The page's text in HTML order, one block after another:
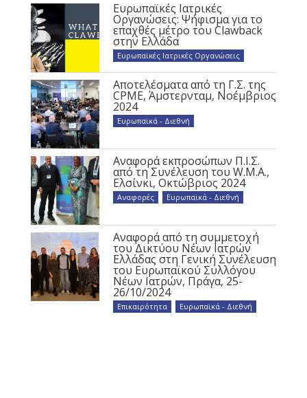
Ευρωπαϊκές Ιατρικές
Οργανώσεις: Ψήφισμα για το
επαχθές μέτρο του Clawback
στην Ελλάδα
Ευρωπαϊκές Ιατρικές Οργανώσεις
Αποτελέσματα από τη Γ.Σ. της
CPME, Άμστερνταμ, Νοέμβριος
2024
Ευρωπαϊκά - Διεθνή
Αναφορά εκπροσώπων Π.Ι.Σ.
από τη Συνέλευση του W.M.A.,
Ελσίνκι, Οκτώβριος 2024
Αναφορές Ευρωπαϊκά - Διεθνή
Αναφορά από τη συμμετοχή
του Δικτύου Νέων Ιατρών
Ελλάδας στη Γενική Συνέλευση
του Ευρωπαϊκού Συλλόγου
Νέων Ιατρών, Πράγα, 25-
26/10/2024
Επικαιρότητα Ευρωπαϊκά - Διεθνή